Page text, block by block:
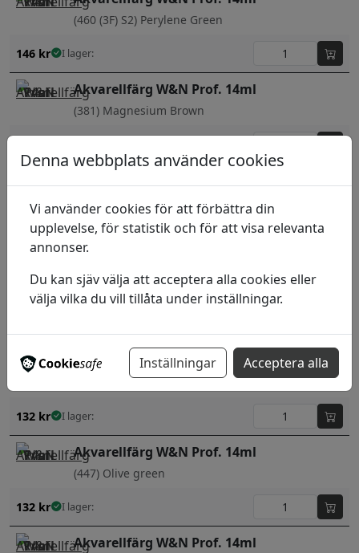
(460 (3F) S2) Perylene Green
146 kr I lager:
Akvarellfärg W&N Prof. 14ml
(381) Magnesium Brown
(386) Mars Black
132kr I lager:
Akvarellfärg W&N Prof. 14ml
(422) Naples yellow
Akvarellfärg W&N Prof. 14ml
(425) Naples yellow deep
132 kr I lager:
Akvarellfärg W&N Prof. 14ml
(447) Olive green
132 kr I lager:
Akvarellfärg W&N Prof. 14ml
Denna webbplats använder cookies
Vi använder cookies för att förbättra din
upplevelse, för statistik och för att visa relevanta
annonser.
Du kan sjäv välja att acceptera alla cookies eller
välja vilka du vill tillåta under inställningar.
Inställningar Acceptera alla